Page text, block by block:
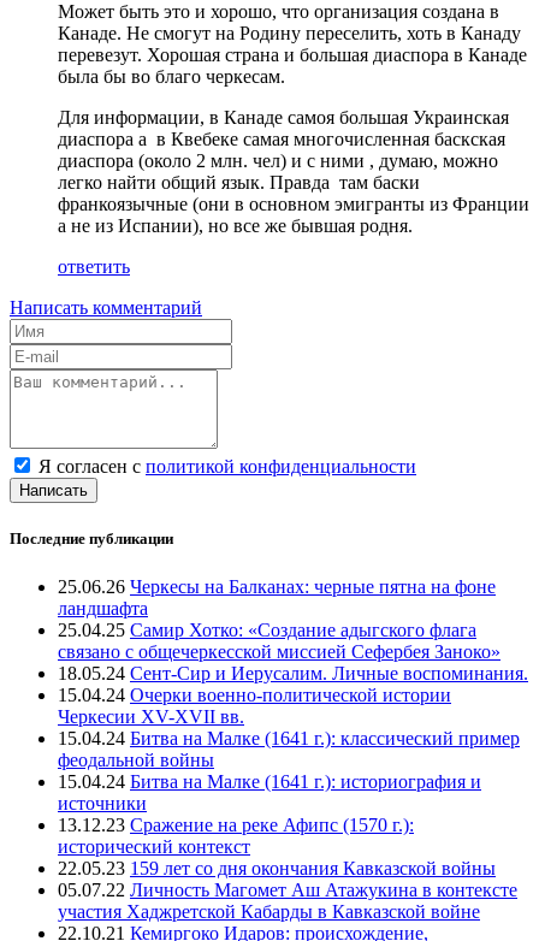
Может быть это и хорошо, что организация создана в
Канаде. Не смогут на Родину переселить, хоть в Канаду
перевезут. Хорошая страна и большая диаспора в Канаде
была бы во благо черкесам.
Для информации, в Канаде самоя большая Украинская
диаспора а в Квебеке самая многочисленная баскская
диаспора (около 2 млн. чел) и с ними , думаю, можно
легко найти общий язык. Правда там баски
франкоязычные (они в основном эмигранты из Франции
а не из Испании), но все же бывшая родня.
ответить
Написать комментарий
Я согласен с политикой конфиденциальности
Написать
Последние публикации
25.06.26 Черкесы на Балканах: черные пятна на фоне
ландшафта
25.04.25 Самир Хотко: «Создание адыгского флага
связано с общечеркесской миссией Сефербея Заноко»
18.05.24 Сент-Сир и Иерусалим. Личные воспоминания.
15.04.24 Очерки военно-политической истории
Черкесии XV-XVII вв.
15.04.24 Битва на Малке (1641 г.): классический пример
феодальной войны
15.04.24 Битва на Малке (1641 г.): историография и
источники
13.12.23 Сражение на реке Афипс (1570 г.):
исторический контекст
22.05.23 159 лет со дня окончания Кавказской войны
05.07.22 Личность Магомет Аш Атажукина в контексте
участия Хаджретской Кабарды в Кавказской войне
22.10.21 Кемиргоко Идаров: происхождение,